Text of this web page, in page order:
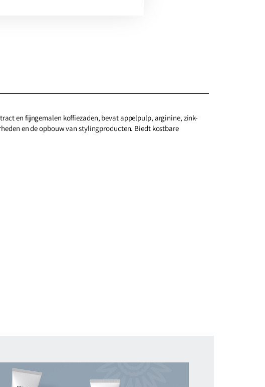
en fijngemalen koffiezaden, bevat appelpulp, arginine, zink-
en de opbouw van stylingproducten. Biedt kostbare